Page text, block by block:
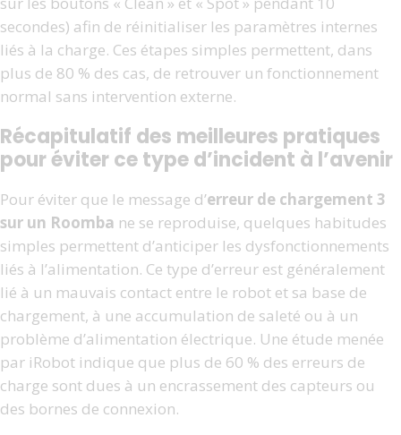
secondes) afin de réinitialiser les paramètres internes
liés à la charge. Ces étapes simples permettent, dans
plus de 80 % des cas, de retrouver un fonctionnement
normal sans intervention externe.
Récapitulatif des meilleures pratiques
pour éviter ce type d’incident à l’avenir
Pour éviter que le message d’erreur de chargement 3
sur un Roomba ne se reproduise, quelques habitudes
simples permettent d’anticiper les dysfonctionnements
liés à l’alimentation. Ce type d’erreur est généralement
lié à un mauvais contact entre le robot et sa base de
chargement, à une accumulation de saleté ou à un
problème d’alimentation électrique. Une étude menée
par iRobot indique que plus de 60 % des erreurs de
charge sont dues à un encrassement des capteurs ou
des bornes de connexion.